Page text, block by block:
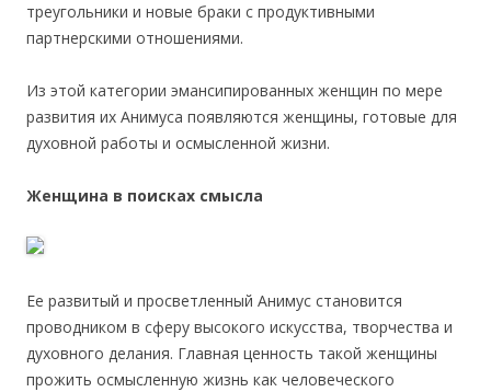
треугольники и новые браки с продуктивными
партнерскими отношениями.
Из этой категории эмансипированных женщин по мере
развития их Анимуса появляются женщины, готовые для
духовной работы и осмысленной жизни.
Женщина в поисках смысла
Ее развитый и просветленный Анимус становится
проводником в сферу высокого искусства, творчества и
духовного делания. Главная ценность такой женщины
прожить осмысленную жизнь как человеческого